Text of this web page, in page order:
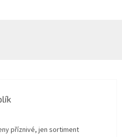
je 4 z 5 hvězdiček.
příznivé, jen sortiment